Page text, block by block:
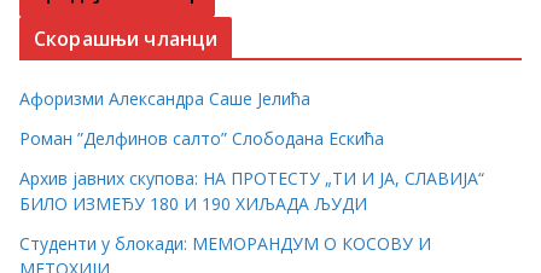
Скорашњи чланци
Афоризми Александра Саше Јелића
Роман ”Делфинов салто” Слободана Ескића
Архив јавних скупова: НА ПРОТЕСТУ „ТИ И ЈА, СЛАВИЈА“
БИЛО ИЗМЕЂУ 180 И 190 ХИЉАДА ЉУДИ
Студенти у блокади: МЕМОРАНДУМ О КОСОВУ И
МЕТОХИЈИ